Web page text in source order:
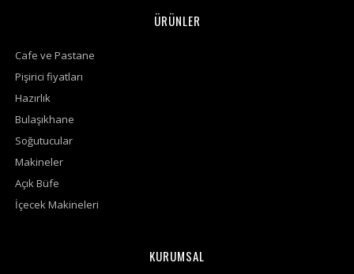
ÜRÜNLER
Cafe ve Pastane
Pişirici fiyatları
Hazırlık
Bulaşıkhane
Soğutucular
Makineler
Açık Büfe
İçecek Makineleri
KURUMSAL